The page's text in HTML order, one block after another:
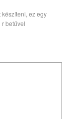
ez egy
betűvel